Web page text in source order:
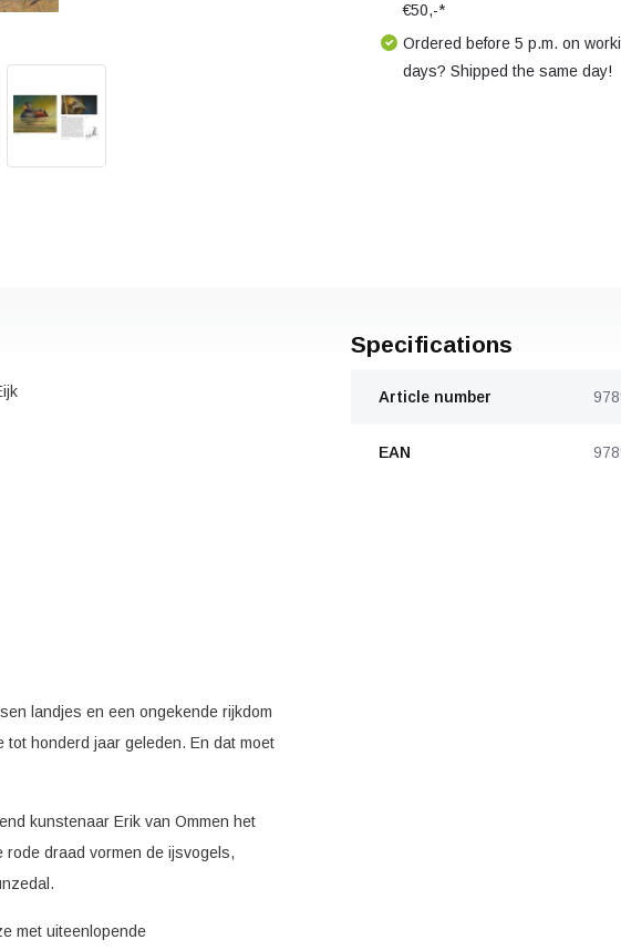
€50,-*
Ordered before 5 p.m. on
days? Shipped the same day!
landjes en een ongekende rijkdom
honderd jaar geleden. En dat moet
kunstenaar Erik van Ommen het
draad vormen de ijsvogels,
met uiteenlopende
Specifications
Article number
EAN